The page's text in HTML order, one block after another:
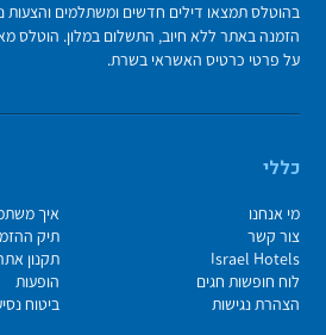
בהוטלס תמצאו דילים חדשים ומשתלמים והצעות
על פרטי כרטיס האשראי בשרת.
כללי
מי אנחנו
איך
צור קשר
תיק
Israel Hotels
תקנון
לוח חופשות חגים
הופעות
הצהרת נגישות
ביטוח